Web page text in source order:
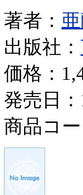
著者：
出版社：
価格：
発売日：
商品コ